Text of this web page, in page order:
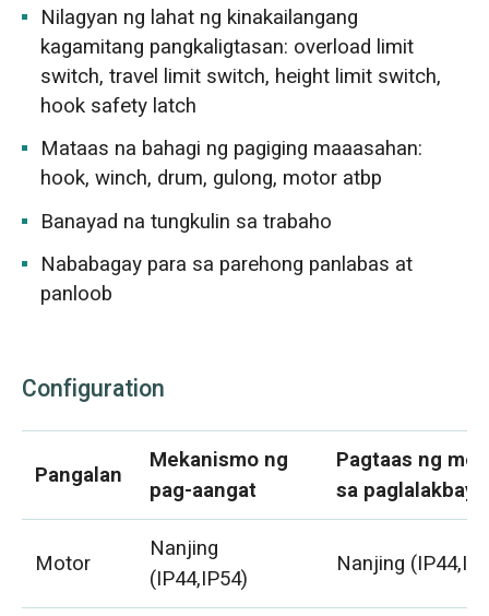
Nilagyan ng lahat ng kinakailangang
kagamitang pangkaligtasan: overload limit
switch, travel limit switch, height limit switch,
hook safety latch
Mataas na bahagi ng pagiging maaasahan:
hook, winch, drum, gulong, motor atbp
Banayad na tungkulin sa trabaho
Nababagay para sa parehong panlabas at
panloob
Configuration
Pangalan
Mekanismo ng
pag-aangat
Pagtaas ng
sa paglalakbay
Motor
Nanjing
(IP44,IP54)
Nanjing